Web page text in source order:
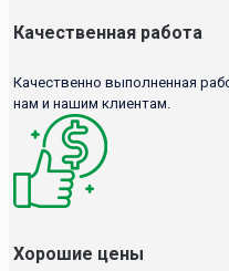
Качественная работа
Качественно выполненная
нам и нашим клиентам.
Хорошие цены